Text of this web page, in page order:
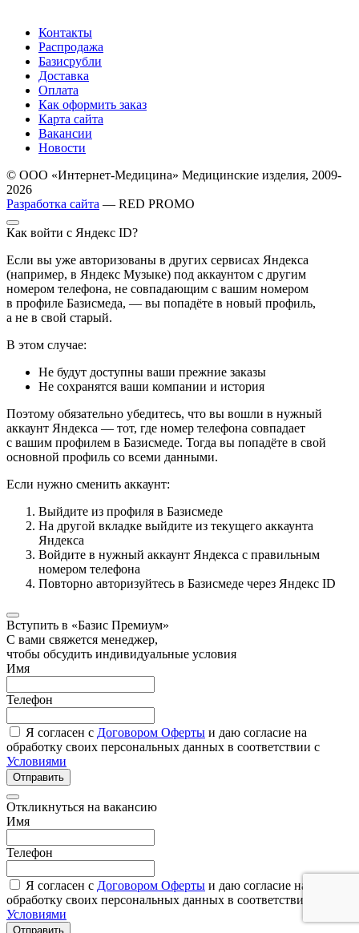
Контакты
Распродажа
Базисрубли
Доставка
Оплата
Как оформить заказ
Карта сайта
Вакансии
Новости
© ООО «Интернет-Медицина» Медицинские изделия, 2009-
2026
Разработка сайта — RED PROMO
Как войти с Яндекс ID?
Если вы уже авторизованы в других сервисах Яндекса
(например, в Яндекс Музыке) под аккаунтом с другим
номером телефона, не совпадающим с вашим номером
в профиле Базисмеда, — вы попадёте в новый профиль,
а не в свой старый.
В этом случае:
Не будут доступны ваши прежние заказы
Не сохранятся ваши компании и история
Поэтому обязательно убедитесь, что вы вошли в нужный
аккаунт Яндекса — тот, где номер телефона совпадает
с вашим профилем в Базисмеде. Тогда вы попадёте в свой
основной профиль со всеми данными.
Если нужно сменить аккаунт:
Выйдите из профиля в Базисмеде
На другой вкладке выйдите из текущего аккаунта
Яндекса
Войдите в нужный аккаунт Яндекса с правильным
номером телефона
Повторно авторизуйтесь в Базисмеде через Яндекс ID
Вступить в «Базис Премиум»
С вами свяжется менеджер,
чтобы обсудить индивидуальные условия
Имя
Телефон
Я согласен с Договором Оферты и даю согласие на
обработку своих персональных данных в соответствии с
Условиями
Отправить
Откликнуться на вакансию
Имя
Телефон
Я согласен с Договором Оферты и даю согласие на
обработку своих персональных данных в соответствии с
Условиями
Отправить